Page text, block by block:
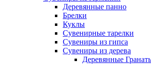
Деревянные панно
Брелки
Куклы
Сувенирные тарелки
Сувениры из гипса
Сувениры из дерева
Деревянные